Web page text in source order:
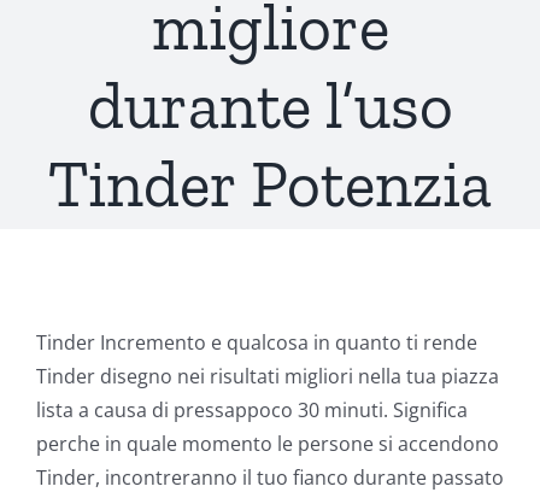
migliore
durante l’uso
Tinder Potenzia
Tinder Incremento e qualcosa in quanto ti rende
Tinder disegno nei risultati migliori nella tua piazza
lista a causa di pressappoco 30 minuti. Significa
perche in quale momento le persone si accendono
Tinder, incontreranno il tuo fianco durante passato